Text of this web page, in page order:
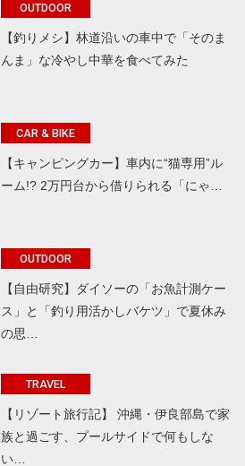
OUTDOOR
【釣りメシ】林道沿いの車中で「そのま
んま」な冷やし中華を食べてみた
CAR & BIKE
【キャンピングカー】車内に“猫専用”ル
ーム!? 2万円台から借りられる「にゃ…
OUTDOOR
【自由研究】ダイソーの「お魚計測ケー
ス」と「釣り用活かしバケツ」で夏休み
の思…
TRAVEL
【リゾート旅行記】 沖縄・伊良部島で家
族と過ごす、プールサイドで何もしな
い…